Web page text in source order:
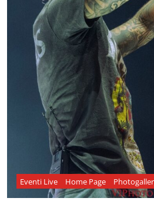
Eventi Live Home Page